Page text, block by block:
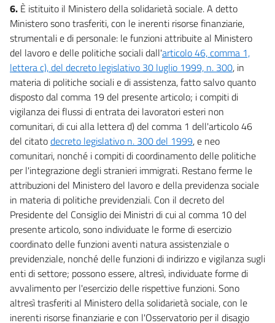
6. È istituito il Ministero della solidarietà sociale. A detto
Ministero sono trasferiti, con le inerenti risorse finanziarie,
strumentali e di personale: le funzioni attribuite al Ministero
del lavoro e delle politiche sociali dall'articolo 46, comma 1,
lettera c), del decreto legislativo 30 luglio 1999, n. 300, in
materia di politiche sociali e di assistenza, fatto salvo quanto
disposto dal comma 19 del presente articolo; i compiti di
vigilanza dei flussi di entrata dei lavoratori esteri non
comunitari, di cui alla lettera d) del comma 1 dell'articolo 46
del citatodecreto legislativo n. 300 del 1999, e neo
comunitari, nonché i compiti di coordinamento delle politiche
per l'integrazione degli stranieri immigrati. Restano ferme le
attribuzioni del Ministero del lavoro e della previdenza sociale
in materia di politiche previdenziali. Con il decreto del
Presidente del Consiglio dei Ministri di cui al comma 10 del
presente articolo, sono individuate le forme di esercizio
coordinato delle funzioni aventi natura assistenziale o
previdenziale, nonché delle funzioni di indirizzo e vigilanza sugli
enti di settore; possono essere, altresì, individuate forme di
avvalimento per l'esercizio delle rispettive funzioni. Sono
altresì trasferiti al Ministero della solidarietà sociale, con le
inerenti risorse finanziarie e con l'Osservatorio per il disagio